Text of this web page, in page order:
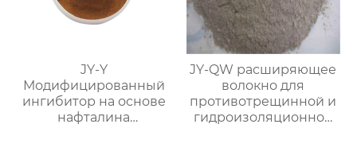
JY-Y
Модифицированный
ингибитор на основе
нафталина
JY-QW расширяющее
волокно для
противотрещинной и
гидроизоляционной